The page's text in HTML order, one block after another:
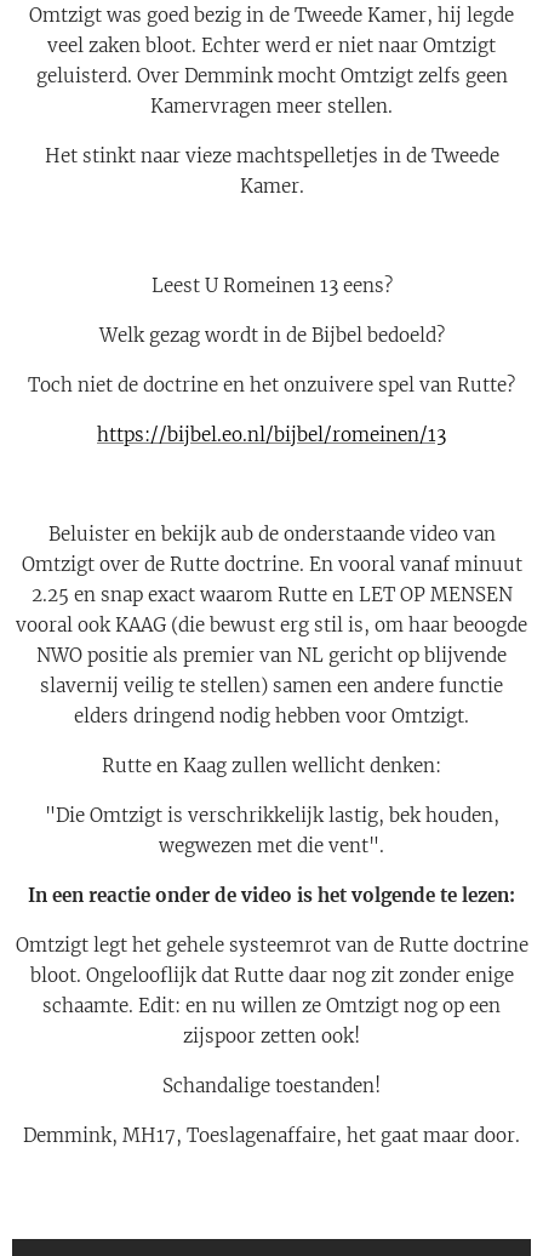
Omtzigt was goed bezig in de Tweede Kamer, hij legde
veel zaken bloot. Echter werd er niet naar Omtzigt
geluisterd. Over Demmink mocht Omtzigt zelfs geen
Kamervragen meer stellen.
Het stinkt naar vieze machtspelletjes in de Tweede
Kamer.
Leest U Romeinen 13 eens?
Welk gezag wordt in de Bijbel bedoeld?
Toch niet de doctrine en het onzuivere spel van Rutte?
https://bijbel.eo.nl/bijbel/romeinen/13
Beluister en bekijk aub de onderstaande video van
Omtzigt over de Rutte doctrine. En vooral vanaf minuut
2.25 en snap exact waarom Rutte en LET OP MENSEN
vooral ook KAAG (die bewust erg stil is, om haar beoogde
NWO positie als premier van NL gericht op blijvende
slavernij veilig te stellen) samen een andere functie
elders dringend nodig hebben voor Omtzigt.
Rutte en Kaag zullen wellicht denken:
"Die Omtzigt is verschrikkelijk lastig, bek houden,
wegwezen met die vent".
In een reactie onder de video is het volgende te lezen:
Omtzigt legt het gehele systeemrot van de Rutte doctrine
bloot. Ongelooflijk dat Rutte daar nog zit zonder enige
schaamte. Edit: en nu willen ze Omtzigt nog op een
zijspoor zetten ook!
Schandalige toestanden!
Demmink, MH17, Toeslagenaffaire, het gaat maar door.